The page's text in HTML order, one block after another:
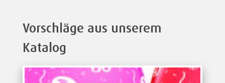
Vorschläge aus unserem
Katalog